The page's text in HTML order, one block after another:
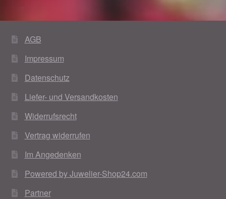
AGB
Impressum
Datenschutz
Liefer- und Versandkosten
Widerrufsrecht
Vertrag widerrufen
Im Angedenken
Powered by Juwelier-Shop24.com
Partner